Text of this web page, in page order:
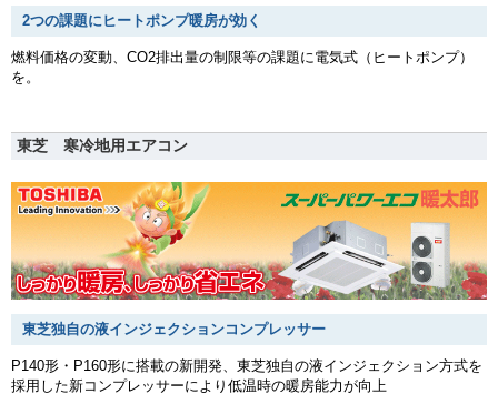
2つの課題にヒートポンプ暖房が効く
燃料価格の変動、CO2排出量の制限等の課題に電気式（ヒートポンプ）
を。
東芝 寒冷地用エアコン
東芝独自の液インジェクションコンプレッサー
P140形・P160形に搭載の新開発、東芝独自の液インジェクション方式を
採用した新コンプレッサーにより低温時の暖房能力が向上